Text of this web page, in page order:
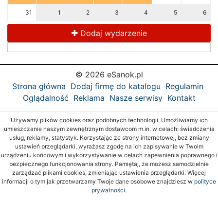
31 1 2 3 4 5 6
Dodaj wydarzenie
© 2026 eSanok.pl
Strona główna Dodaj firmę do katalogu Regulamin
Oglądalność Reklama Nasze serwisy Kontakt
Używamy plików cookies oraz podobnych technologii. Umożliwiamy ich
umieszczanie naszym zewnętrznym dostawcom m.in. w celach: świadczenia
usług, reklamy, statystyk. Korzystając ze strony internetowej, bez zmiany
ustawień przeglądarki, wyrażasz zgodę na ich zapisywanie w Twoim
urządzeniu końcowym i wykorzystywanie w celach zapewnienia poprawnego i
bezpiecznego funkcjonowania strony. Pamiętaj, że możesz samodzielnie
zarządzać plikami cookies, zmieniając ustawienia przeglądarki. Więcej
informacji o tym jak przetwarzamy Twoje dane osobowe znajdziesz w polityce
prywatności.